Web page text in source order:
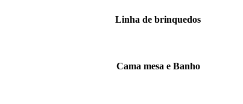
Linha de brinquedos
Cama mesa e Banho